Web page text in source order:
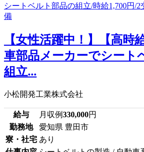
【女性活躍中！】【高時
車部品メーカーでシート
組立...
小松開発工業株式会社
給与 月収例330,000円
勤務地
愛知県 豊田市
寮・社宅 あり